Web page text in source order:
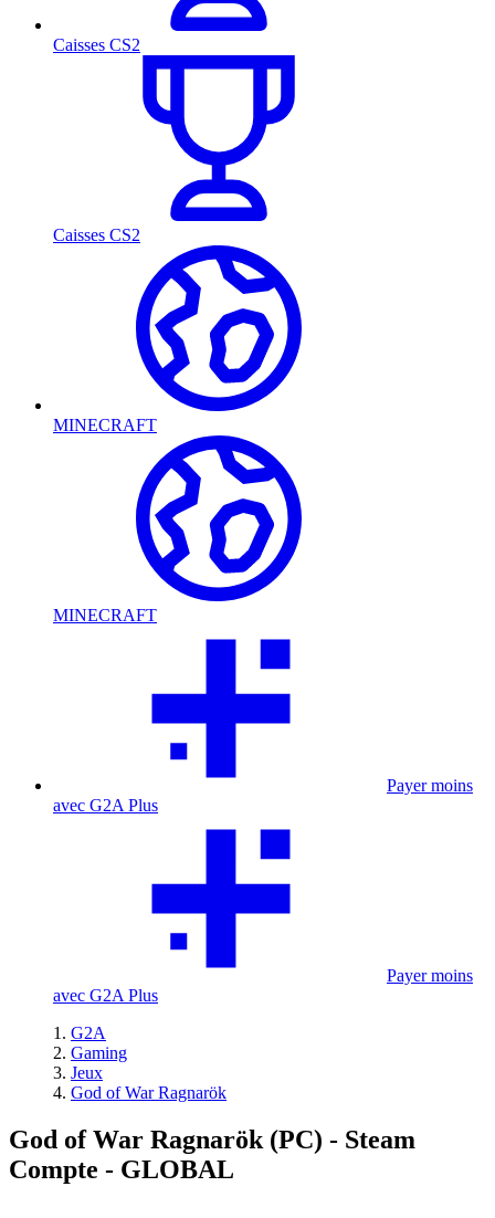
Caisses CS2
Caisses CS2
MINECRAFT
MINECRAFT
Payer moins
avec G2A Plus
Payer moins
avec G2A Plus
G2A
Gaming
Jeux
God of War Ragnarök
God of War Ragnarök (PC) - Steam
Compte - GLOBAL